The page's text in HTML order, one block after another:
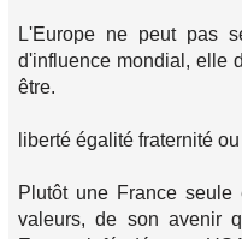
L'Europe ne peut pas
d'influence mondial, elle
être.
liberté égalité fraternité
Plutôt une France
valeurs, de son avenir